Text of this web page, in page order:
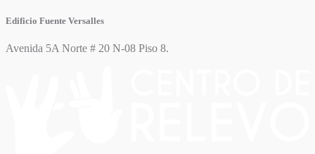
Edificio Fuente Versalles
Avenida 5A Norte # 20 N-08 Piso 8.